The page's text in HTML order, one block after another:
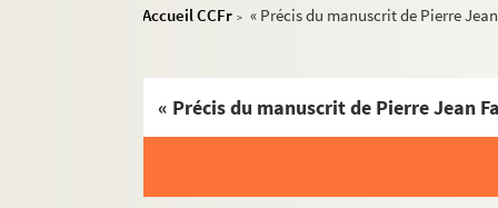
Accueil CCFr > « Précis du manuscrit de Pierre